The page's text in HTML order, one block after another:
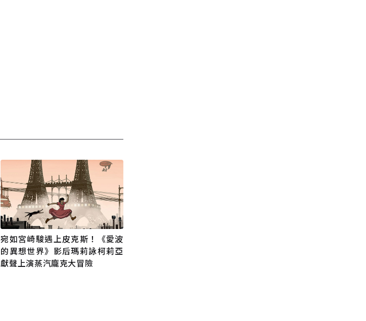
宛如宮崎駿遇上皮克斯！《愛波
的異想世界》影后瑪莉詠柯莉亞
獻聲上演蒸汽龐克大冒險